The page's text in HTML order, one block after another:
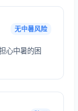
无中暑风险
心中暑的困